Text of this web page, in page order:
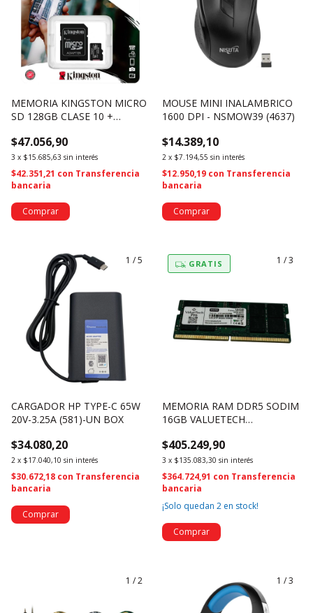
MEMORIA KINGSTON MICRO
SD 128GB CLASE 10 +
SDCS2/128GB (1958)
$47.056,90
3 x $15.685,63 sin interés
$42.351,21 con Transferencia
bancaria
MOUSE MINI INALAMBRICO
1600 DPI - NSMOW39 (4637)
$14.389,10
2 x $7.194,55 sin interés
$12.950,19 con Transferencia
bancaria
1 /5
CARGADOR HP TYPE-C 65W
20V-3.25A (581)-UN BOX
$34.080,20
2 x $17.040,10 sin interés
$30.672,18 con Transferencia
bancaria
1 /3
GRATIS
MEMORIA RAM DDR5 SODIM
16GB VALUETECH
$405.249,90
3 x $135.083,30 sin interés
$364.724,91 con Transferencia
bancaria
¡Solo quedan 2 en stock!
1 /2 1 /3